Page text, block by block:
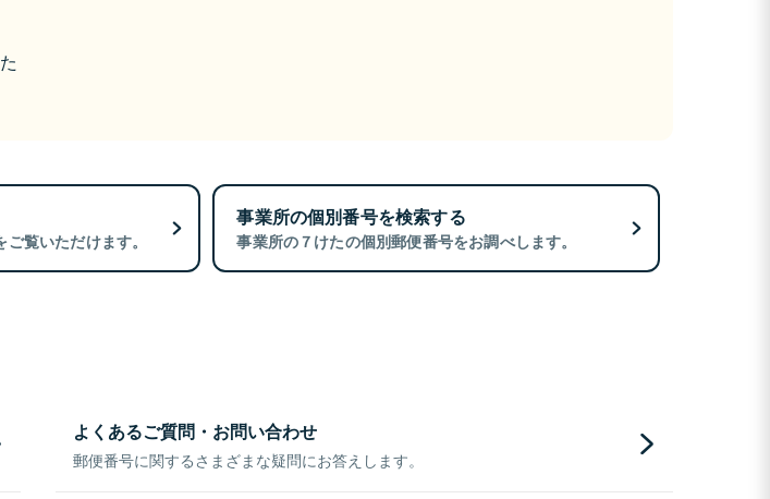
覧いただけます。
事業所の個別番号を検索する
事業所の７けたの個別郵便番号をお調べします。
よくあるご質問・お問い合わせ
郵便番号に関するさまざまな疑問にお答えします。